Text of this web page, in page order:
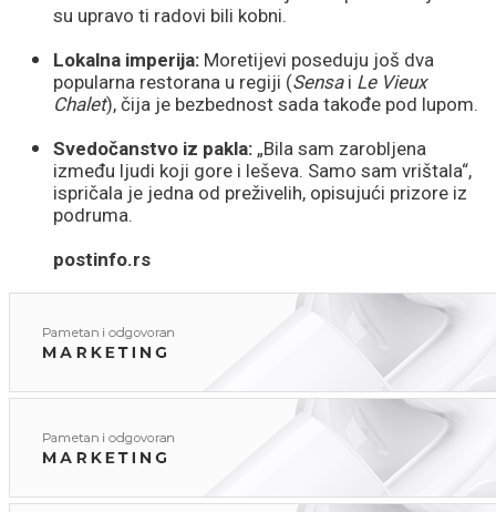
su upravo ti radovi bili kobni.
Lokalna imperija: Moretijevi poseduju još dva
popularna restorana u regiji (Sensai Le Vieux
Chalet), čija je bezbednost sada takođe pod lupom.
Svedočanstvo iz pakla: „Bila sam zarobljena
između ljudi koji gore i leševa. Samo sam vrištala“,
ispričala je jedna od preživelih, opisujući prizore iz
podruma.
postinfo.rs